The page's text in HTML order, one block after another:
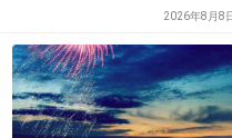
12. 匿名2014/03/26(水) 16:02:29
2026年8月8日